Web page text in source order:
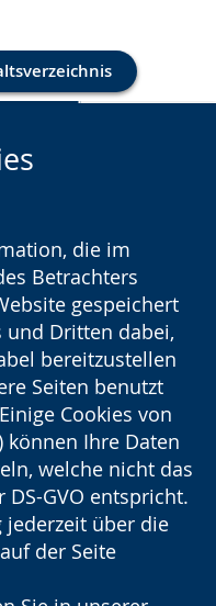
die im
Betrachters
gespeichert
und Dritten dabei,
bereitzustellen
Seiten benutzt
Cookies von
können Ihre Daten
welche nicht das
DS-GVO entspricht.
jederzeit über die
der Seite